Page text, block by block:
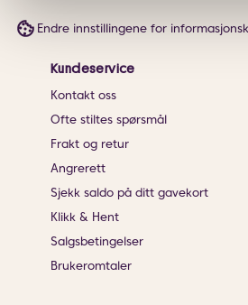
Endre innstillingene for
Kundeservice
Kontakt oss
Ofte stiltes spørsmål
Frakt og retur
Angrerett
Sjekk saldo på ditt gavekort
Klikk & Hent
Salgsbetingelser
Brukeromtaler